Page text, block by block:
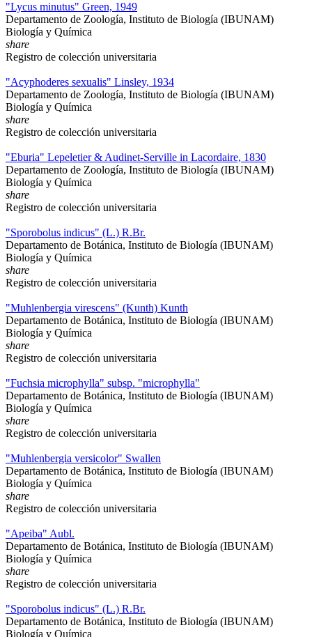
"Lycus minutus" Green, 1949
Departamento de Zoología, Instituto de Biología (IBUNAM)
Biología y Química
share
Registro de colección universitaria
"Acyphoderes sexualis" Linsley, 1934
Departamento de Zoología, Instituto de Biología (IBUNAM)
Biología y Química
share
Registro de colección universitaria
"Eburia" Lepeletier & Audinet-Serville in Lacordaire, 1830
Departamento de Zoología, Instituto de Biología (IBUNAM)
Biología y Química
share
Registro de colección universitaria
"Sporobolus indicus" (L.) R.Br.
Departamento de Botánica, Instituto de Biología (IBUNAM)
Biología y Química
share
Registro de colección universitaria
"Muhlenbergia virescens" (Kunth) Kunth
Departamento de Botánica, Instituto de Biología (IBUNAM)
Biología y Química
share
Registro de colección universitaria
"Fuchsia microphylla" subsp. "microphylla"
Departamento de Botánica, Instituto de Biología (IBUNAM)
Biología y Química
share
Registro de colección universitaria
"Muhlenbergia versicolor" Swallen
Departamento de Botánica, Instituto de Biología (IBUNAM)
Biología y Química
share
Registro de colección universitaria
"Apeiba" Aubl.
Departamento de Botánica, Instituto de Biología (IBUNAM)
Biología y Química
share
Registro de colección universitaria
"Sporobolus indicus" (L.) R.Br.
Departamento de Botánica, Instituto de Biología (IBUNAM)
Biología y Química